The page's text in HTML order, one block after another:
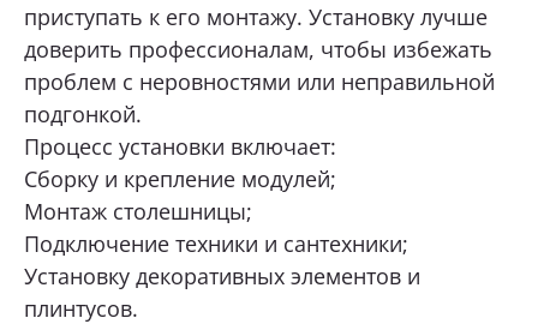
приступать к его монтажу. Установку лучше
доверить профессионалам, чтобы избежать
проблем с неровностями или неправильной
подгонкой.
Процесс установки включает:
Сборку и крепление модулей;
Монтаж столешницы;
Подключение техники и сантехники;
Установку декоративных элементов и
плинтусов.